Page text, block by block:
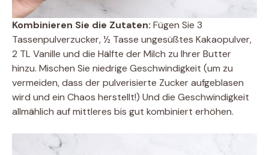
Kombinieren Sie die Zutaten: Fügen Sie 3
Tassenpulverzucker, ½ Tasse ungesüßtes Kakaopulver,
2 TL Vanille und die Hälfte der Milch zu Ihrer Butter
hinzu. Mischen Sie niedrige Geschwindigkeit (um zu
vermeiden, dass der pulverisierte Zucker aufgeblasen
wird und ein Chaos herstellt!) Und die Geschwindigkeit
allmählich auf mittleres bis gut kombiniert erhöhen.